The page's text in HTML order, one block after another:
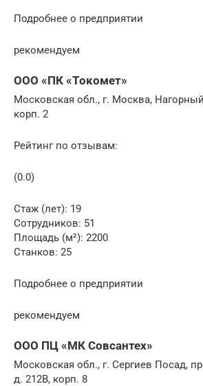
Подробнее о предприятии
рекомендуем
ООО «ПК «Токомет»
Московская обл., г. Москва,
корп. 2
Рейтинг по отзывам:
(0.0)
Стаж (лет): 19
Сотрудников: 51
Площадь (м²): 2200
Станков: 25
Подробнее о предприятии
рекомендуем
ООО ПЦ «МК Совсантех»
Московская обл., г. Сергиев Посад,
д. 212В, корп. 8